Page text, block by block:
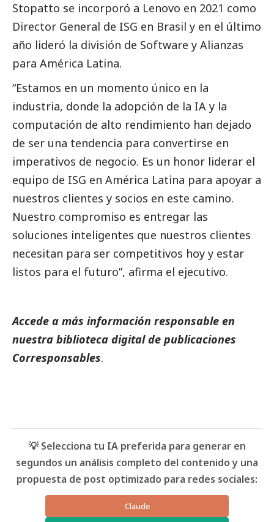
Stopatto se incorporó a Lenovo en 2021 como
Director General de ISG en Brasil y en el último
año lideró la división de Software y Alianzas
para América Latina.
“Estamos en un momento único en la
industria, donde la adopción de la IA y la
computación de alto rendimiento han dejado
de ser una tendencia para convertirse en
imperativos de negocio. Es un honor liderar el
equipo de ISG en América Latina para apoyar a
nuestros clientes y socios en este camino.
Nuestro compromiso es entregar las
soluciones inteligentes que nuestros clientes
necesitan para ser competitivos hoy y estar
listos para el futuro”, afirma el ejecutivo.
Accede a más información responsable en
nuestra biblioteca digital de publicaciones
Corresponsables.
💡 Selecciona tu IA preferida para generar en
segundos un análisis completo del contenido y una
propuesta de post optimizado para redes sociales:
Claude